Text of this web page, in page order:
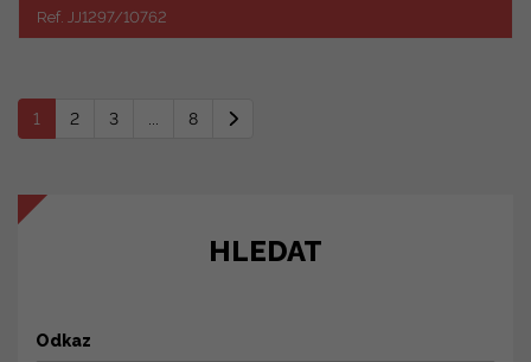
Ref. JJ1297/10762
1 2 3 ... 8
HLEDAT
Odkaz